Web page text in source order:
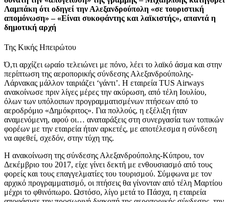
Λαμπάκη ότι οδηγεί την Αλεξανδρούπολη «σε τουριστική
απομόνωση» – «Είναι συκοφάντης και λαϊκιστής», απαντά η
δημοτική αρχή
Της Κικής Ηπειρώτου
Ό,τι αρχίζει ωραίο τελειώνει με πόνο, λέει το λαϊκό άσμα και στην
περίπτωση της αεροπορικής σύνδεσης Αλεξανδρούπολης-
Λάρνακας μάλλον ταιριάζει ‘γάντι’. Η εταιρεία TUS Airways
ανακοίνωσε πριν λίγες μέρες την ακύρωση, από τέλη Ιουλίου,
όλων των υπόλοιπων προγραμματισμένων πτήσεων από το
αεροδρόμιο «Δημόκριτος». Για πολλούς, η εξέλιξη ήταν
αναμενόμενη, αφού οι… αναταράξεις στη συνεργασία των τοπικών
φορέων με την εταιρεία ήταν αρκετές, με αποτέλεσμα η σύνδεση
να αφεθεί, σχεδόν, στην τύχη της.
Η ανακοίνωση της σύνδεσης Αλεξανδρούπολης-Κύπρου, τον
Δεκέμβριο του 2017, είχε γίνει δεκτή με ενθουσιασμό από τους
φορείς και τους επαγγελματίες του τουρισμού. Σύμφωνα με τον
αρχικό προγραμματισμό, οι πτήσεις θα γίνονταν από τέλη Μαρτίου
μέχρι το φθινόπωρο. Ωστόσο, λίγο μετά το Πάσχα, η εταιρεία